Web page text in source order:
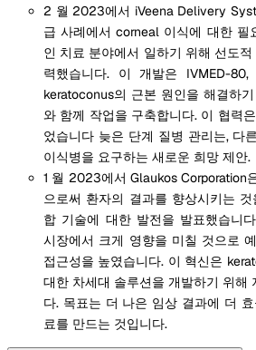
2 월 2023에서 iVeena Delivery
급 사례에서 corneal 이식에 대한 필
인 치료 분야에서 일하기 위해 선도
력했습니다. 이 개발은 IVMED-
keratoconus의 근본 원인을 해결하
와 함께 작업을 구축합니다. 이 협력
었습니다 늦은 단계 질병 관리는, 다
이식병을 요구하는 새로운 희망 제안.
1 월 2023에서 Glaukos Corporation
으로써 환자의 결과를 향상시키는
합 기술에 대한 발전을 발표했습니
시장에서 크게 영향을 미칠 것으로
접근성을 높였습니다. 이 혁신은
대한 차세대 솔루션을 개발하기 위해
다. 목표는 더 나은 임상 결과에 더
료를 만드는 것입니다.